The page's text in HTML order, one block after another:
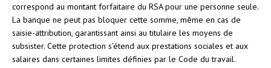
correspond au montant forfaitaire du RSA pour une personne seule.
La banque ne peut pas bloquer cette somme, même en cas de
saisie-attribution, garantissant ainsi au titulaire les moyens de
subsister. Cette protection s’étend aux prestations sociales et aux
salaires dans certaines limites définies par le Code du travail.